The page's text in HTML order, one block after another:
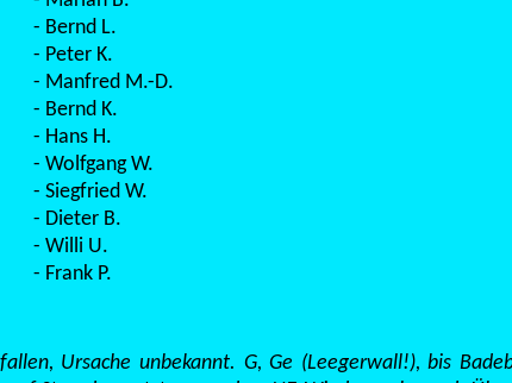
- Bernd L.
- Peter K.
- Manfred M.-D.
- Bernd K.
- Hans H.
- Wolfgang W.
- Siegfried W.
- Dieter B.
- Willi U.
- Frank P.
Ursache unbekannt. G, Ge (Leegerwall!), bis